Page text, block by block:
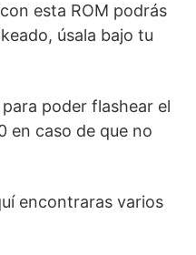
esta ROM podrás
úsala bajo tu
poder flashear el
en caso de que no
encontraras varios